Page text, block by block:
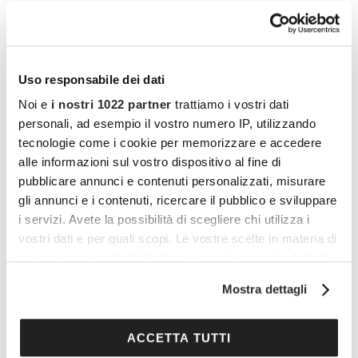
Uso responsabile dei dati
Noi e i nostri 1022 partner trattiamo i vostri dati
personali, ad esempio il vostro numero IP, utilizzando
tecnologie come i cookie per memorizzare e accedere
alle informazioni sul vostro dispositivo al fine di
pubblicare annunci e contenuti personalizzati, misurare
gli annunci e i contenuti, ricercare il pubblico e sviluppare
i servizi. Avete la possibilità di scegliere chi utilizza i
vostri dati e per quali scopi. Le vostre scelte in materia di
modificare o revocare il proprio consenso in qualsiasi
sull'icona di attivazione della privacy.
Mostra dettagli
ACCETTA TUTTI
I vantaggi di essere un
Cocooners